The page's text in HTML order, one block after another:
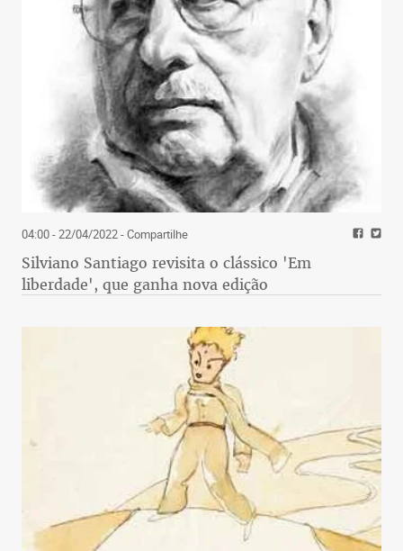
04:00 - 22/04/2022- Compartilhe
Silviano Santiago revisita o clássico 'Em
liberdade', que ganha nova edição